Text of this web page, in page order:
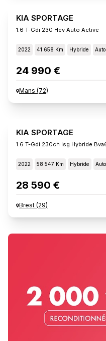
KIA SPORTAGE
1.6 T-Gdi 230 Hev Auto Active
2022 41 658 Km Hybride
24 990 €
Mans (72)
KIA SPORTAGE
1.6 T-Gdi 230ch Isg Hybride
2022 58 547 Km Hybride
28 590 €
Brest (29)